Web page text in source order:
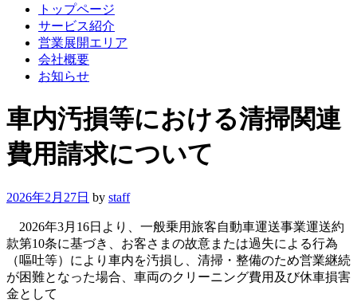
トップページ
サービス紹介
営業展開エリア
会社概要
お知らせ
車内汚損等における清掃関連
費用請求について
2026年2月27日 by staff
2026年3月16日より、一般乗用旅客自動車運送事業運送約
款第10条に基づき、お客さまの故意または過失による行為
（嘔吐等）により車内を汚損し、清掃・整備のため営業継続
が困難となった場合、車両のクリーニング費用及び休車損害
金として